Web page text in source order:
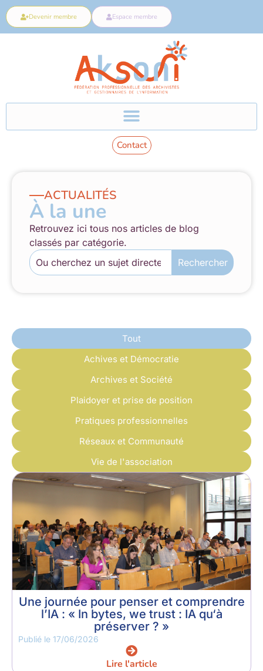
Devenir membre Espace membre
Contact
ACTUALITÉS
À la une
Retrouvez ici tous nos articles de blog
classés par catégorie.
Rechercher
Achives et Démocratie
Archives et Société
Plaidoyer et prise de position
Pratiques professionnelles
Réseaux et Communauté
Vie de l'association
Tout
Une journée pour penser et comprendre
l’IA : « In bytes, we trust : IA qu‘à
préserver ? »
Publié le 17/06/2026
Lire l'article